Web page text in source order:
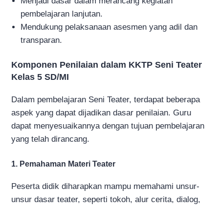
pembelajaran lanjutan.
Mendukung pelaksanaan asesmen yang adil dan
transparan.
Komponen Penilaian dalam KKTP Seni Teater
Kelas 5 SD/MI
Dalam pembelajaran Seni Teater, terdapat beberapa
aspek yang dapat dijadikan dasar penilaian. Guru
dapat menyesuaikannya dengan tujuan pembelajaran
yang telah dirancang.
1. Pemahaman Materi Teater
Peserta didik diharapkan mampu memahami unsur-
unsur dasar teater, seperti tokoh, alur cerita, dialog,